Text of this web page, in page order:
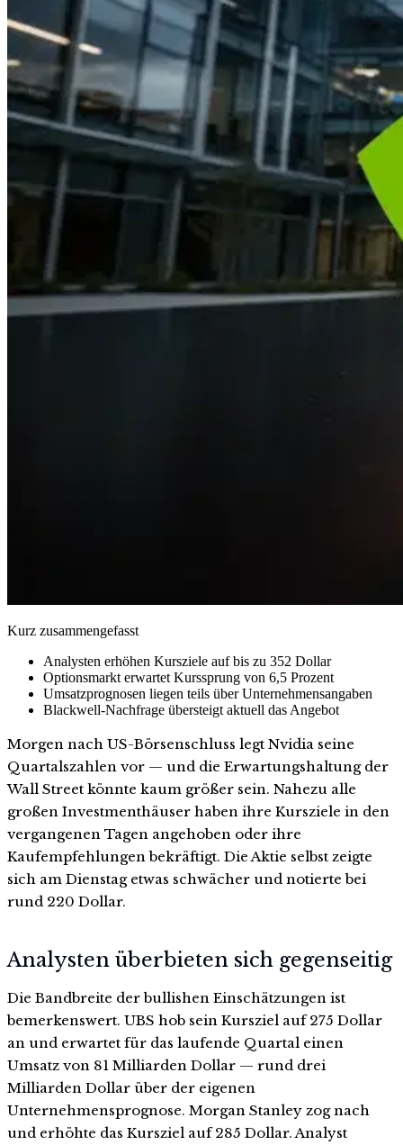
Kurz zusammengefasst
Analysten erhöhen Kursziele auf bis zu 352 Dollar
Optionsmarkt erwartet Kurssprung von 6,5 Prozent
Umsatzprognosen liegen teils über Unternehmensangaben
Blackwell-Nachfrage übersteigt aktuell das Angebot
Morgen nach US-Börsenschluss legt Nvidia seine
Quartalszahlen vor — und die Erwartungshaltung der
Wall Street könnte kaum größer sein. Nahezu alle
großen Investmenthäuser haben ihre Kursziele in den
vergangenen Tagen angehoben oder ihre
Kaufempfehlungen bekräftigt. Die Aktie selbst zeigte
sich am Dienstag etwas schwächer und notierte bei
rund 220 Dollar.
Analysten überbieten sich gegenseitig
Die Bandbreite der bullishen Einschätzungen ist
bemerkenswert. UBS hob sein Kursziel auf 275 Dollar
an und erwartet für das laufende Quartal einen
Umsatz von 81 Milliarden Dollar — rund drei
Milliarden Dollar über der eigenen
Unternehmensprognose. Morgan Stanley zog nach
und erhöhte das Kursziel auf 285 Dollar. Analyst